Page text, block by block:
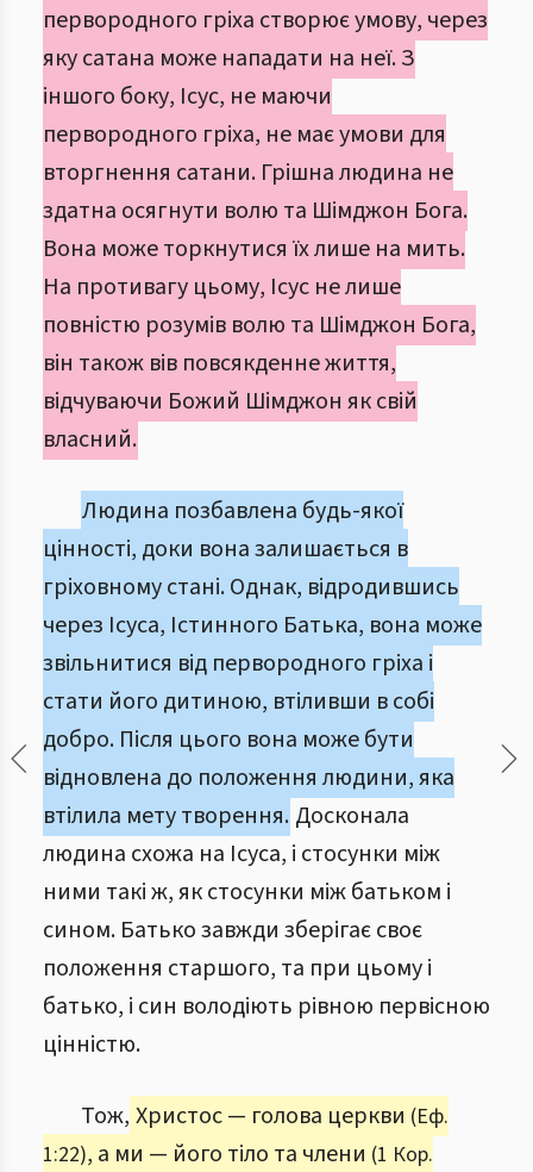
первородного гріха створює умову, через
яку сатана може нападати на неї. З
іншого боку, Ісус, не маючи
первородного гріха, не має умови для
вторгнення сатани. Грішна людина не
здатна осягнути волю та Шімджон Бога.
Вона може торкнутися їх лише на мить.
На противагу цьому, Ісус не лише
повністю розумів волю та Шімджон Бога,
він також вів повсякденне життя,
відчуваючи Божий Шімджон як свій
власний.
Людина позбавлена будь-якої
цінності, доки вона залишається в
гріховному стані. Однак, відродившись
через Ісуса, Істинного Батька, вона може
звільнитися від первородного гріха і
стати його дитиною, втіливши в собі
добро. Після цього вона може бути
відновлена до положення людини, яка
втілила мету творення. Досконала
людина схожа на Ісуса, і стосунки між
ними такі ж, як стосунки між батьком і
сином. Батько завжди зберігає своє
положення старшого, та при цьому і
батько, і син володіють рівною первісною
цінністю.
Тож, Христос — голова церкви (Еф.
1:22), а ми — його тіло та члени (1 Кор.